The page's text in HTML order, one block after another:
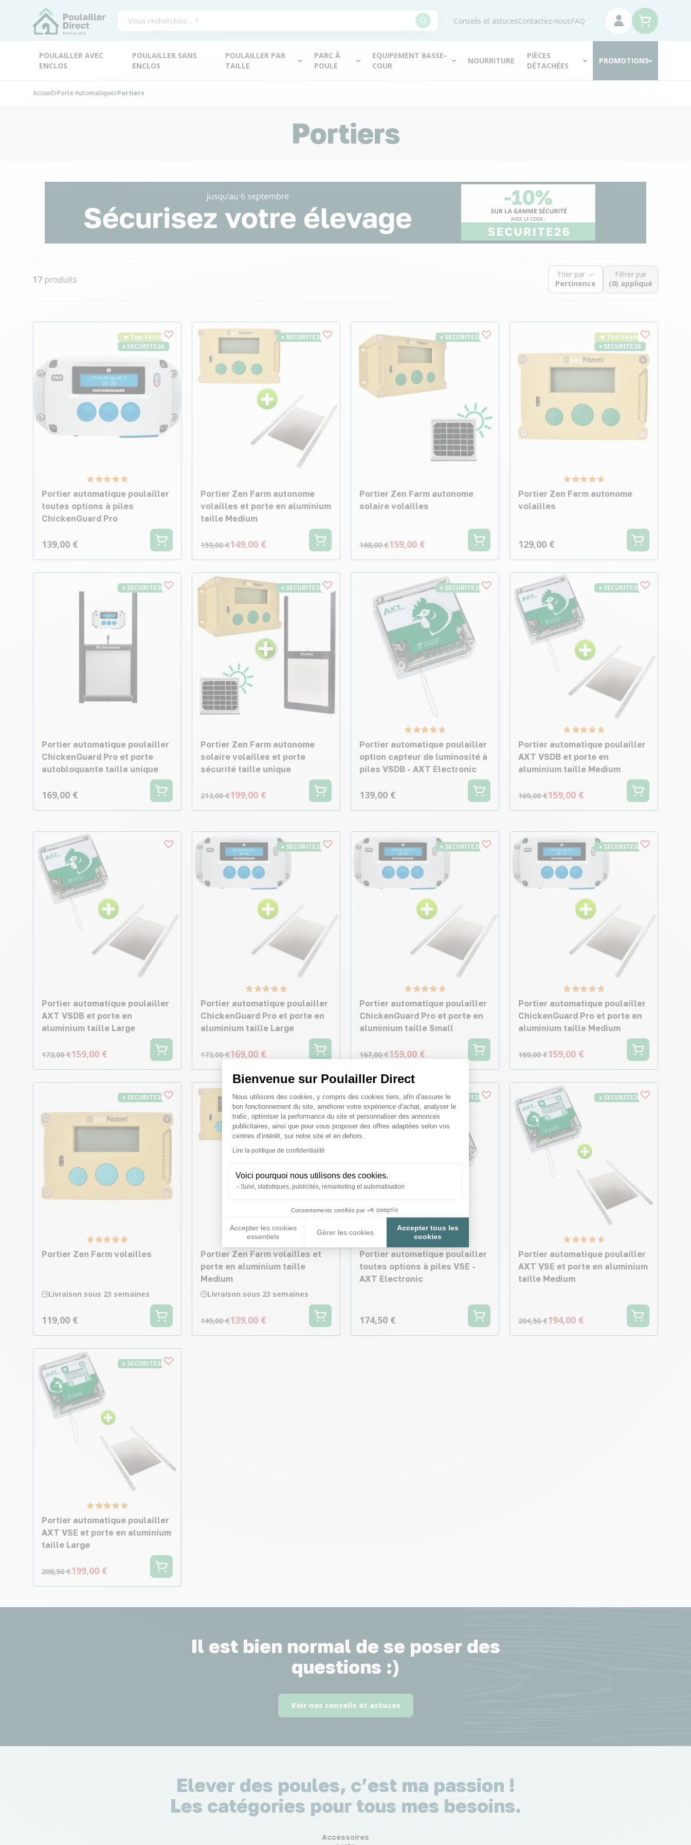
Bienvenue sur Poulailler Direct
Plateforme de Gestion du Consentement : Personnalisez vos Options
Nous utilisons des cookies, y compris des cookies tiers, afin d’assurer le
bon fonctionnement du site, améliorer votre expérience d’achat, analyser le
trafic, optimiser la performance du site et personnaliser des annonces
publicitaires, ainsi que pour vous proposer des offres adaptées selon vos
centres d’intérêt, sur notre site et en dehors.
Lire la politique de confidentialité
Voici pourquoi nous utilisons des cookies.
Suivi, statistiques, publicités, remarketing et automatisation
Consentements certifiés par
Accepter les cookies
essentiels
Gérer les cookies
Accepter tous les
cookies
Axeptio consent
Conseils et astucesContactez-nousFAQ
POULAILLER AVEC
ENCLOS
POULAILLER SANS
ENCLOS
POULAILLER PAR
TAILLE
PARC À
POULE
EQUIPEMENT BASSE-
COUR
NOURRITURE
PIÈCES
DÉTACHÉES
PROMOTIONS
Accueil Porte Automatique Portiers
Portiers
17 produits Trier par
Filtrer par
(0) appliqué
★ Top Vente
♦ SECURITE26
Portier automatique poulailler
toutes options à piles
ChickenGuard Pro
139,00 €
♦ SECURITE26
Portier Zen Farm autonome
volailles et porte en aluminium
taille Medium
159,00 €149,00 €
♦ SECURITE26
Portier Zen Farm autonome
solaire volailles
168,00 €159,00 €
★ Top Vente
♦ SECURITE26
Portier Zen Farm autonome
volailles
129,00 €
♦ SECURITE26
Portier automatique poulailler
ChickenGuard Pro et porte
autobloquante taille unique
169,00 €
♦ SECURITE26
Portier Zen Farm autonome
solaire volailles et porte
sécurité taille unique
213,00 €199,00 €
♦ SECURITE26
Portier automatique poulailler
option capteur de luminosité à
piles VSDB - AXT Electronic
139,00 €
♦ SECURITE26
Portier automatique poulailler
AXT VSDB et porte en
aluminium taille Medium
169,00 €159,00 €
Portier automatique poulailler
AXT VSDB et porte en
aluminium taille Large
173,00 €159,00 €
♦ SECURITE26
Portier automatique poulailler
ChickenGuard Pro et porte en
aluminium taille Large
173,00 €169,00 €
♦ SECURITE26
Portier automatique poulailler
ChickenGuard Pro et porte en
aluminium taille Small
167,00 €159,00 €
♦ SECURITE26
Portier automatique poulailler
ChickenGuard Pro et porte en
aluminium taille Medium
169,00 €159,00 €
♦ SECURITE26
Portier Zen Farm volailles
Livraison sous 23 semaines
119,00 €
♦ SECURITE26
Portier Zen Farm volailles et
porte en aluminium taille
Medium
Livraison sous 23 semaines
149,00 €139,00 €
♦ SECURITE26
Portier automatique poulailler
toutes options à piles VSE -
AXT Electronic
174,50 €
♦ SECURITE26
Portier automatique poulailler
AXT VSE et porte en aluminium
taille Medium
204,50 €194,00 €
♦ SECURITE26
Portier automatique poulailler
AXT VSE et porte en aluminium
taille Large
208,50 €199,00 €
Il est bien normal de se poser des
questions :)
Voir nos conseils et astuces
Elever des poules, c’est ma passion !
Les catégories pour tous mes besoins.
Accessoires